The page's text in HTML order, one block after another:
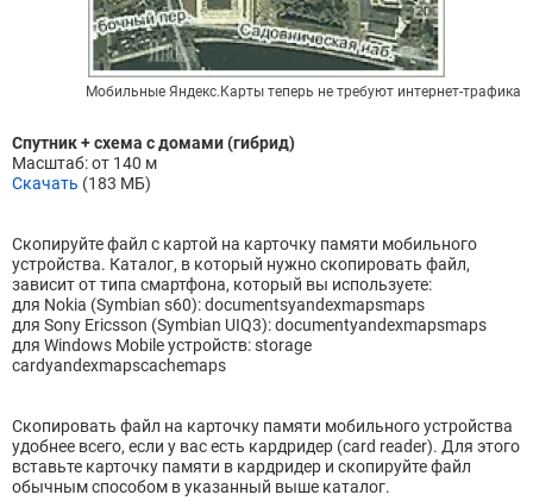
Мобильные Яндекс.Карты теперь не требуют интернет-трафика
Спутник + схема с домами (гибрид)
Масштаб: от 140 м
Скачать (183 МБ)
Скопируйте файл с картой на карточку памяти мобильного
устройства. Каталог, в который нужно скопировать файл,
зависит от типа смартфона, который вы используете:
для Nokia (Symbian s60): documentsyandexmapsmaps
для Sony Ericsson (Symbian UIQ3): documentyandexmapsmaps
для Windows Mobile устройств: storage
cardyandexmapscachemaps
Скопировать файл на карточку памяти мобильного устройства
удобнее всего, если у вас есть кардридер (card reader). Для этого
вставьте карточку памяти в кардридер и скопируйте файл
обычным способом в указанный выше каталог.